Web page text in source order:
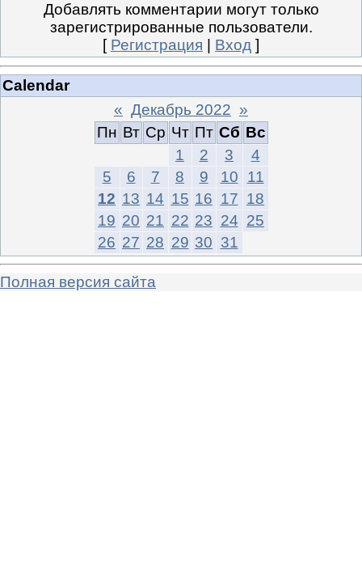
Добавлять комментарии могут только
зарегистрированные пользователи.
[ Регистрация Вход ]
Calendar
« Декабрь 2022 »
Пн Вт Ср Чт Пт Сб Вс
1
2 3
4
5
6 7 8 9 10
11
12 13 14 15 16 17 18
19 20 21 22 23 24 25
26 27 28 29 30 31
Полная версия сайта